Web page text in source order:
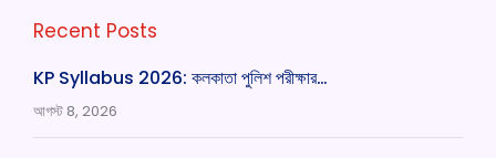
Recent Posts
KP Syllabus 2026: কলকাতা পুলিশ পরীক্ষার…
আগস্ট 8, 2026